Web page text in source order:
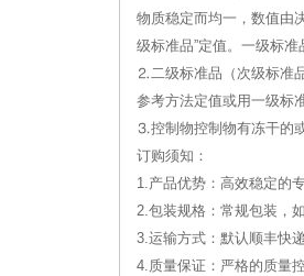
物质稳定而均一，数值由
级标准品”定值。一级标
⒉二级标准品（次级标准
参考方法定值或用一级标
⒊控制物控制物有冻干的
订购须知：
1.产品优势：高效稳定的
2.包装规格：常规包装，
3.运输方式：默认顺丰快
4.质量保证：严格的质量